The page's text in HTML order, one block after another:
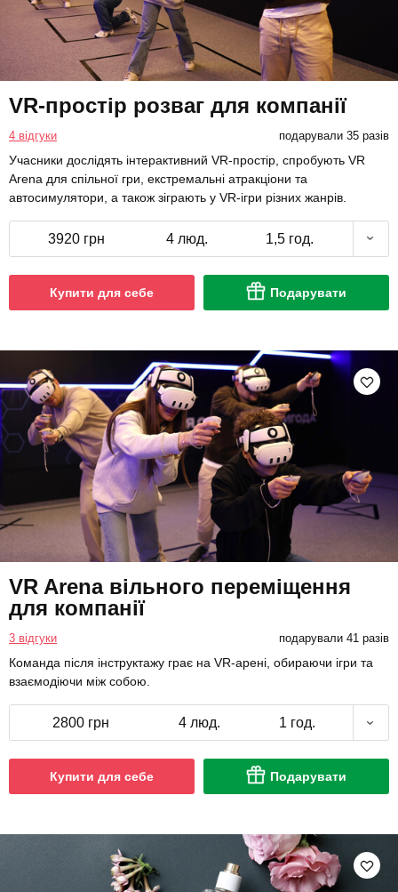
VR-простір розваг для компанії
4 відгуки подарували 35 разів
Учасники дослідять інтерактивний VR-простір, спробують VR
Arena для спільної гри, екстремальні атракціони та
автосимулятори, а також зіграють у VR-ігри різних жанрів.
3920 грн 4 люд. 1,5 год.
Купити для себе Подарувати
VR Arena вільного переміщення
для компанії
3 відгуки подарували 41 разів
Команда після інструктажу грає на VR-арені, обираючи ігри та
взаємодіючи між собою.
2800 грн 4 люд. 1 год.
Купити для себе Подарувати